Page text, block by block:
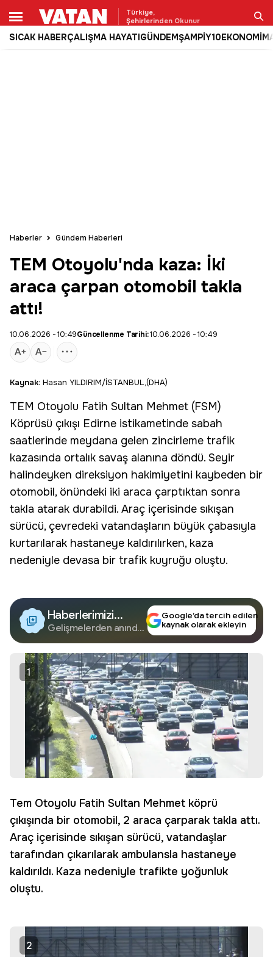
Türkiye,
Şehirlerinden Okunur
SICAK HABERÇALIŞMA HAYATIGÜNDEMŞAMPİY10EKONOMİ
Ara
Haberler Gündem Haberleri
TEM Otoyolu'nda kaza: İki
araca çarpan otomobil takla
attı!
10.06.2026 - 10:49Güncellenme Tarihi:10.06.2026 - 10:49
Kaynak: Hasan YILDIRIM/İSTANBUL,(DHA)
TEM Otoyolu Fatih Sultan Mehmet (FSM)
Köprüsü çıkışı Edirne istikametinde sabah
saatlerinde meydana gelen zincirleme trafik
kazasında ortalık savaş alanına döndü. Seyir
halindeyken direksiyon hakimiyetini kaybeden bir
otomobil, önündeki iki araca çarptıktan sonra
takla atarak durabildi. Araç içerisinde sıkışan
sürücü, çevredeki vatandaşların büyük çabasıyla
kurtarılarak hastaneye kaldırılırken, kaza
nedeniyle devasa bir trafik kuyruğu oluştu.
Haberlerimizi
Google'da Takip
Edin
Gelişmelerden anında
Google’da tercih edilen
kaynak olarak ekleyin
1
Tem Otoyolu Fatih Sultan Mehmet köprü
çıkışında bir otomobil, 2 araca çarparak takla attı.
Araç içerisinde sıkışan sürücü, vatandaşlar
tarafından çıkarılarak ambulansla hastaneye
kaldırıldı. Kaza nedeniyle trafikte yoğunluk
oluştu.
2